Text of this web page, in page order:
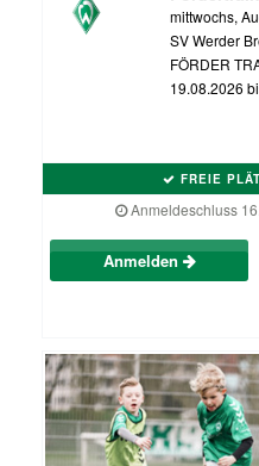
mittwochs,
SV Werder
FÖRDER
19.08.2026
FREIE
Anmeldeschluss
Anmelden